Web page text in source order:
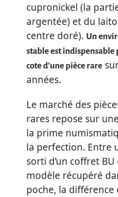
cupronickel (la
argentée) et du
centre doré). Un
stable est
cote d’une pièce rare
années.
Le marché des
rares repose sur
la prime
la perfection. Entre
sorti d’un coffret
modèle récupéré
poche, la